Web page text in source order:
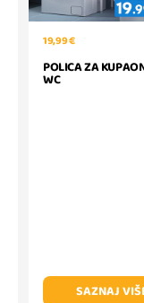
19,99 €
POLICA ZA
WC
SAZNAJ